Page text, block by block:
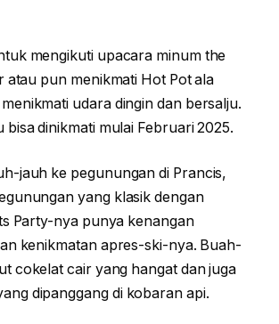
mengikuti upacara minum the
atau pun menikmati Hot Pot ala
udara dingin dan bersalju.
bisa dinikmati mulai Februari 2025.
jauh ke pegunungan di Prancis,
yang klasik dengan
Party-nya punya kenangan
kenikmatan apres-ski-nya. Buah-
cokelat cair yang hangat dan juga
dipanggang di kobaran api.